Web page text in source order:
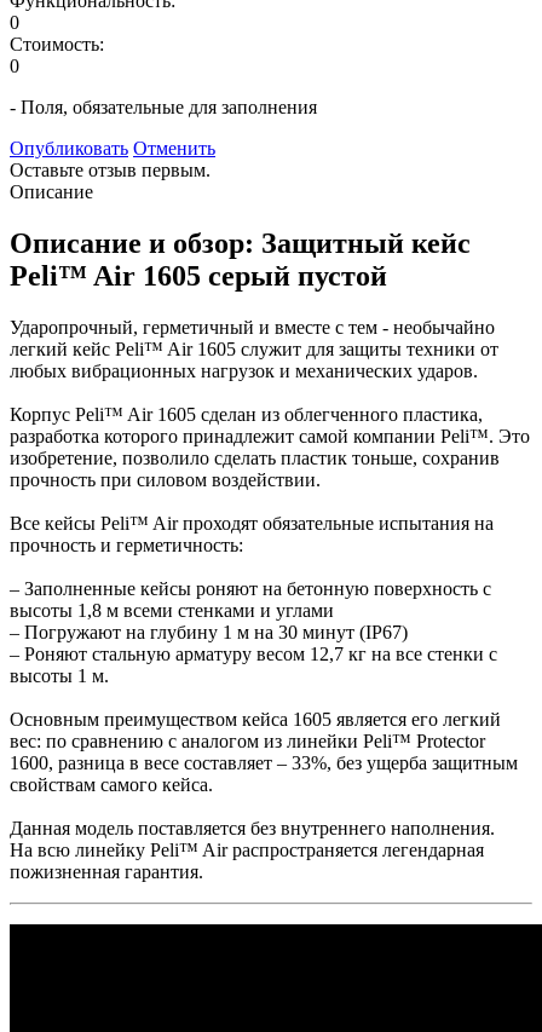
0
Стоимость:
0
- Поля, обязательные для заполнения
Опубликовать Отменить
Оставьте отзыв первым.
Описание
Описание и обзор: Защитный кейс
Peli™ Air 1605 серый пустой
Ударопрочный, герметичный и вместе с тем - необычайно
легкий кейс Peli™ Air 1605 служит для защиты техники от
любых вибрационных нагрузок и механических ударов.
Корпус Peli™ Air 1605 сделан из облегченного пластика,
разработка которого принадлежит самой компании Peli™. Это
изобретение, позволило сделать пластик тоньше, сохранив
прочность при силовом воздействии.
Все кейсы Peli™ Air проходят обязательные испытания на
прочность и герметичность:
– Заполненные кейсы роняют на бетонную поверхность с
высоты 1,8 м всеми стенками и углами
– Погружают на глубину 1 м на 30 минут (IP67)
– Роняют стальную арматуру весом 12,7 кг на все стенки с
высоты 1 м.
Основным преимуществом кейса 1605 является его легкий
вес: по сравнению с аналогом из линейки Peli™ Protector
1600, разница в весе составляет – 33%, без ущерба защитным
свойствам самого кейса.
Данная модель поставляется без внутреннего наполнения.
На всю линейку Peli™ Air распространяется легендарная
пожизненная гарантия.